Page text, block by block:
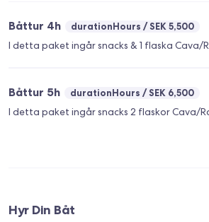
Båttur 4h durationHours SEK 5,500
I detta paket ingår snacks & 1 flaska Cava/
Båttur 5h durationHours SEK 6,500
I detta paket ingår snacks 2 flaskor Cava/
Hyr Din Båt